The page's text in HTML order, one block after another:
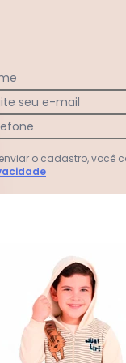
com Calça
seu e-mail
o cadastro, você